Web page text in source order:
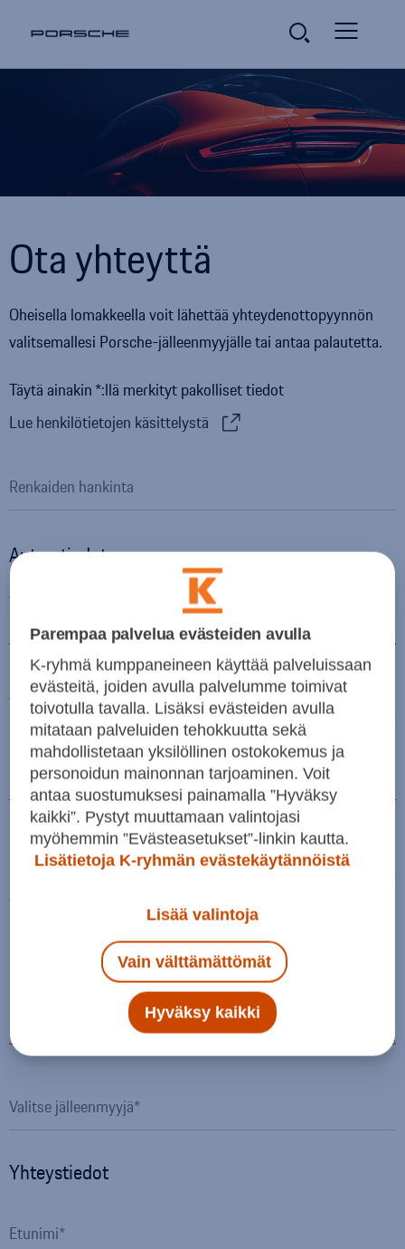
Ota yhteyttä
Oheisella lomakkeella voit lähettää yhteydenottopyynnön
valitsemallesi Porsche-jälleenmyyjälle tai antaa palautetta.
Täytä ainakin :llä merkityt pakolliset tiedot
Lue henkilötietojen käsittelystä
Auton tiedot
Auton merkki
Auton malli
Rekisterinumero
Km-lukema
Viesti
Yhteystiedot
Etunimi
Parempaa palvelua evästeiden avulla
K-ryhmä kumppaneineen käyttää palveluissaan
evästeitä, joiden avulla palvelumme toimivat
toivotulla tavalla. Lisäksi evästeiden avulla
mitataan palveluiden tehokkuutta sekä
mahdollistetaan yksilöllinen ostokokemus ja
personoidun mainonnan tarjoaminen. Voit
antaa suostumuksesi painamalla ”Hyväksy
kaikki”. Pystyt muuttamaan valintojasi
myöhemmin ”Evästeasetukset”-linkin kautta.
Lisätietoja K-ryhmän evästekäytännöistä
Lisää valintoja
Vain välttämättömät
Hyväksy kaikki